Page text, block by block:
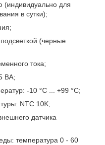
(индивидуально для
в сутки);
(черные
тока;
ВA;
-10 °C ... +99 °C;
NTC 10K;
датчика
температура 0 - 60